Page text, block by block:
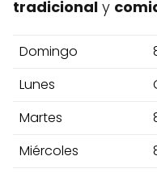
tradicional y
Domingo
Lunes
Martes
Miércoles